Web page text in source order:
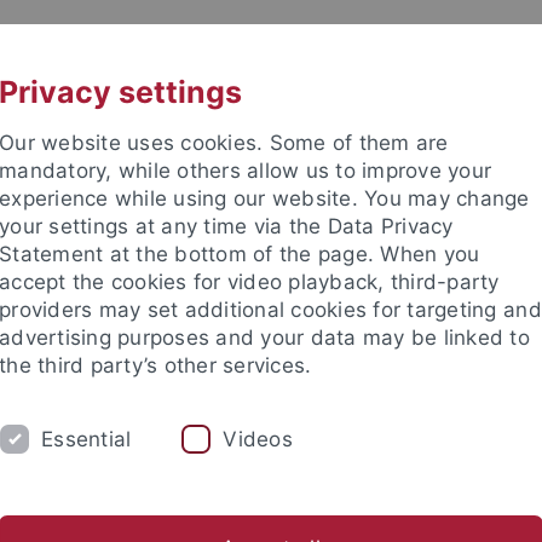
Archäologie des
AKTUELLES
Privacy settings
Our website uses cookies. Some of them are
mandatory, while others allow us to improve your
experience while using our website. You may change
your settings at any time via the Data Privacy
Statement at the bottom of the page. When you
accept the cookies for video playback, third-party
providers may set additional cookies for targeting and
advertising purposes and your data may be linked to
the third party’s other services.
Essential Videos